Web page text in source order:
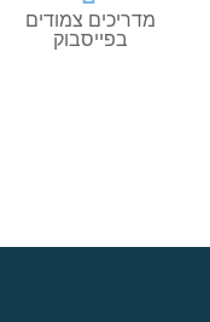
מדריכים צמודים
בפייסבוק